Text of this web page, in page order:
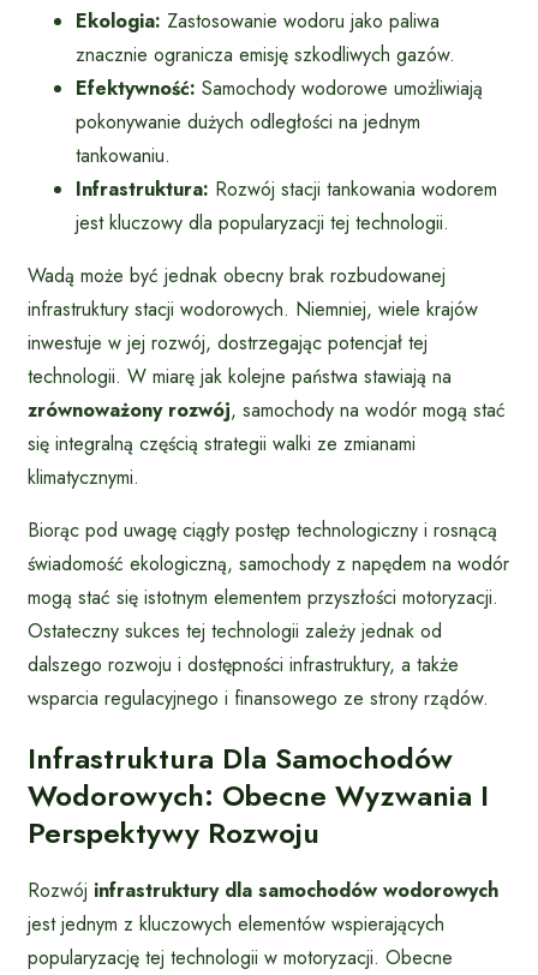
Ekologia: Zastosowanie wodoru jako paliwa
znacznie ogranicza emisję szkodliwych gazów.
Efektywność: Samochody wodorowe umożliwiają
pokonywanie dużych odległości na jednym
tankowaniu.
Infrastruktura: Rozwój stacji tankowania wodorem
jest kluczowy dla popularyzacji tej technologii.
Wadą może być jednak obecny brak rozbudowanej
infrastruktury stacji wodorowych. Niemniej, wiele krajów
inwestuje w jej rozwój, dostrzegając potencjał tej
technologii. W miarę jak kolejne państwa stawiają na
zrównoważony rozwój, samochody na wodór mogą stać
się integralną częścią strategii walki ze zmianami
klimatycznymi.
Biorąc pod uwagę ciągły postęp technologiczny i rosnącą
świadomość ekologiczną, samochody z napędem na wodór
mogą stać się istotnym elementem przyszłości motoryzacji.
Ostateczny sukces tej technologii zależy jednak od
dalszego rozwoju i dostępności infrastruktury, a także
wsparcia regulacyjnego i finansowego ze strony rządów.
Infrastruktura Dla Samochodów
Wodorowych: Obecne Wyzwania I
Perspektywy Rozwoju
Rozwój infrastruktury dla samochodów wodorowych
jest jednym z kluczowych elementów wspierających
popularyzację tej technologii w motoryzacji. Obecne